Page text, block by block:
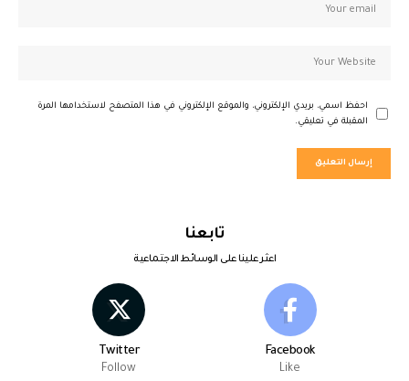
احفظ اسمي، بريدي الإلكتروني، والموقع الإلكتروني في هذا المتصفح لاستخدامها المرة
المقبلة في تعليقي.
تابعنا
اعثر علينا على الوسائط الاجتماعية
Facebook
Like
Twitter
Follow